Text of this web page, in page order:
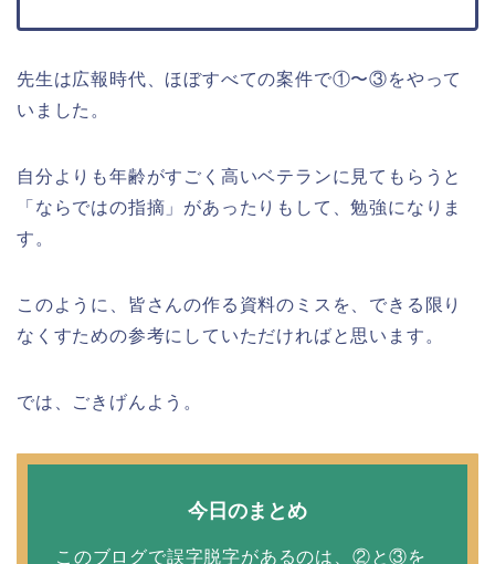
先生は広報時代、ほぼすべての案件で①〜③をやって
いました。
自分よりも年齢がすごく高いベテランに見てもらうと
「ならではの指摘」があったりもして、勉強になりま
す。
このように、皆さんの作る資料のミスを、できる限り
なくすための参考にしていただければと思います。
では、ごきげんよう。
今日のまとめ
このブログで誤字脱字があるのは、②と③を